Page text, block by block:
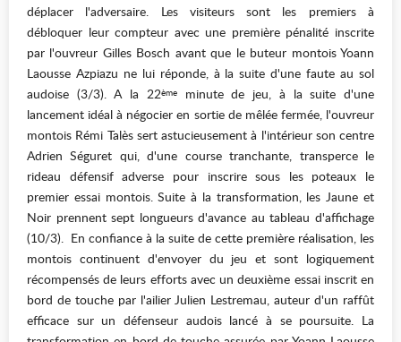
déplacer l'adversaire. Les visiteurs sont les premiers à
débloquer leur compteur avec une première pénalité inscrite
par l'ouvreur Gilles Bosch avant que le buteur montois Yoann
Laousse Azpiazu ne lui réponde, à la suite d'une faute au sol
audoise (3/3). A la 22èmeminute de jeu, à la suite d'une
lancement idéal à négocier en sortie de mêlée fermée, l'ouvreur
montois Rémi Talès sert astucieusement à l'intérieur son centre
Adrien Séguret qui, d'une course tranchante, transperce le
rideau défensif adverse pour inscrire sous les poteaux le
premier essai montois. Suite à la transformation, les Jaune et
Noir prennent sept longueurs d'avance au tableau d'affichage
(10/3). En confiance à la suite de cette première réalisation, les
montois continuent d'envoyer du jeu et sont logiquement
récompensés de leurs efforts avec un deuxième essai inscrit en
bord de touche par l'ailier Julien Lestremau, auteur d'un raffût
efficace sur un défenseur audois lancé à se poursuite. La